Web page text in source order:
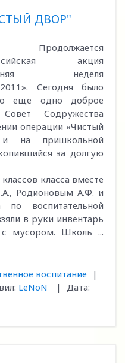
ДВОР"
акция
неделя
Сегодня было
еще одно доброе
Содружества
операции «Чистый
на пришкольной
за долгую
класса вместе
Родионовым А.Ф. и
по воспитательной
в руки инвентарь
с мусором. Школь ...
воспитание
|
LeNoN |
Дата: